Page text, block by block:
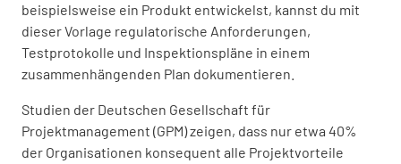
beispielsweise ein Produkt entwickelst, kannst du mit
dieser Vorlage regulatorische Anforderungen,
Testprotokolle und Inspektionspläne in einem
zusammenhängenden Plan dokumentieren.
Studien der Deutschen Gesellschaft für
Projektmanagement (GPM) zeigen, dass nur etwa 40%
der Organisationen konsequent alle Projektvorteile
Projektstart/-ende
Qualitätsziele